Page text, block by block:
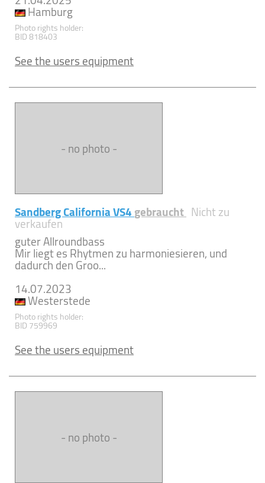
Hamburg
Photo rights holder:
BID 818403
See the users equipment
- no photo -
Sandberg California VS4gebraucht Nicht zu
verkaufen
guter Allroundbass
Mir liegt es Rhytmen zu harmoniesieren, und
dadurch den Groo...
14.07.2023
Westerstede
Photo rights holder:
BID 759969
See the users equipment
- no photo -